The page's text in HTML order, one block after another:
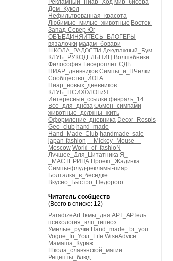
Рекламный_Пиар_Ход мир_бисера
Дом_Кукол
Нефильтрованная_красота
Любимые_милые_животные Восток-
Запад-Север-Юг
ОБЪЕДИНЯЙТЕСЬ_БЛОГЕРЫ
вязалочки мадам_бовари
ШКОЛА_РАДОСТИ Декупажный_Бум
КЛУБ_РУКОДЕЛЬНИЦ Волшебники
Философия Бисероплет СДВ
ПИАР_дневников Симпы_и_ПЧёлки
Сообщество_ЙОГА
Пиар_новых_дневников
КЛУБ_ПСИХОЛОГиЯ
Интересные_ссылки февраль_14
Все_для_днева Обмен_симпами
животные_должны_жить
Оформление_дневника Decor_Rospis
Geo_club hand_made
Hand_Made_Club handmade_sale
japan-fashion
__Mickey_Mouse__
Moscow World_of_fashioN
Лучшее_Для_Цитатника Я_-
_МАСТЕРИЦА Проект_Жадинка
Симпы-флуд-рекламы-пиар
Болталка_в_беседке
Вкусно_Быстро_Недорого
Читатель сообществ
(Всего в списке: 12)
ParadizeArt Темы_дня АРТ_АРТель
психология_нлп_гипноз
Умелые_ручки Hand_made_for_you
Vogue_In_Your_Life WiseAdvice
Мамаша_Кураж
Школа_славянской_магии
Рецепты_блюд